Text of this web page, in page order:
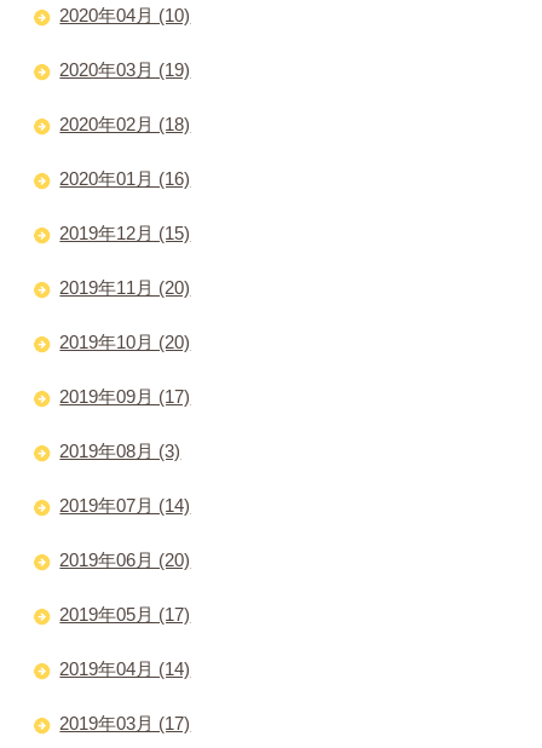
2020年04月 (10)
2020年03月 (19)
2020年02月 (18)
2020年01月 (16)
2019年12月 (15)
2019年11月 (20)
2019年10月 (20)
2019年09月 (17)
2019年08月 (3)
2019年07月 (14)
2019年06月 (20)
2019年05月 (17)
2019年04月 (14)
2019年03月 (17)